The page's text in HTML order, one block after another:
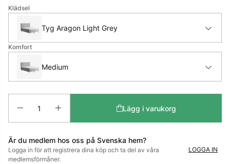
Klädsel
Tyg Aragon Light Grey
Komfort
Medium
Lägg i varukorg
Är du medlem hos oss på Svenska hem?
Logga in för att registrera dina köp och ta del av våra
medlemsförmåner.
LOGGA IN